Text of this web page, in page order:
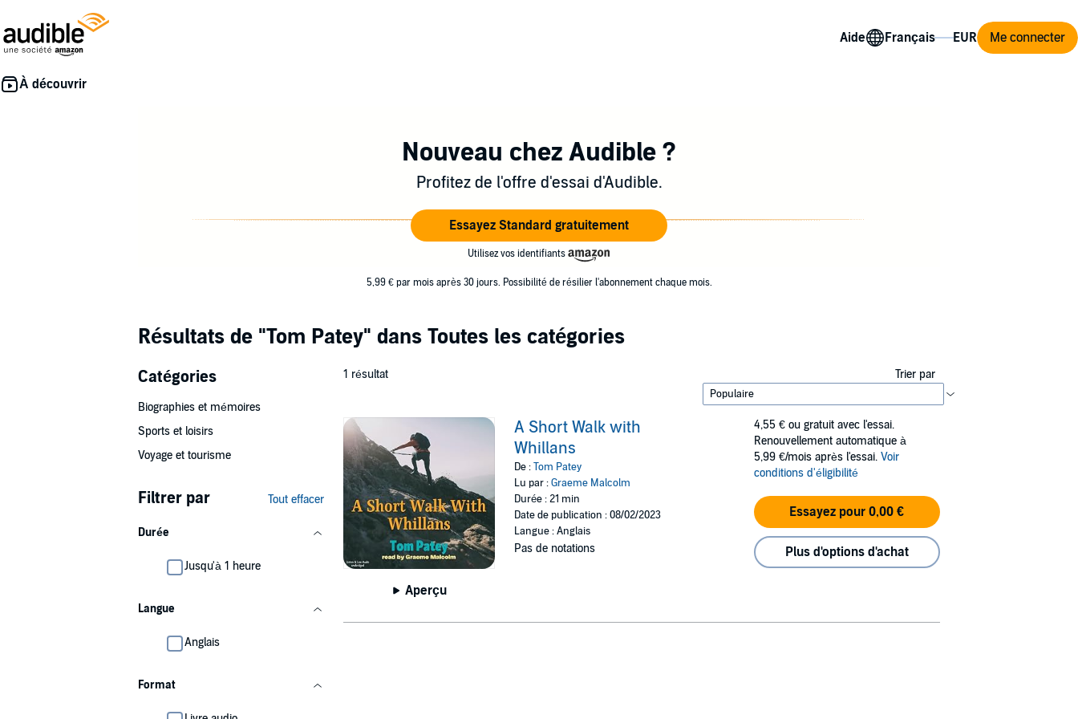
Aide Me connecter
Nouveau chez Audible ?
Profitez de l'offre d'essai d'Audible.
Essayez Standard gratuitement
Utilisez vos identifiants
5,99 € par mois après 30 jours. Possibilité de résilier l'abonnement chaque mois.
Résultats de "Tom Patey" dans Toutes les catégories
Catégories
Biographies et mémoires
Sports et loisirs
Voyage et tourisme
Filtrer par Tout effacer
Durée
Jusqu'à 1 heure
Langue
Anglais
Format
1 résultat Trier par
Aperçu
A Short Walk with
Whillans
De :Tom Patey
Lu par :Graeme Malcolm
Durée : 21 min
Date de publication : 08/02/2023
Langue : Anglais
Pas de notations
4,55 € ou gratuit avec l'essai.
Renouvellement automatique à
5,99 €/mois après l'essai. Voir
conditions d'éligibilité
Essayez pour 0,00 €
Plus d'options d'achat